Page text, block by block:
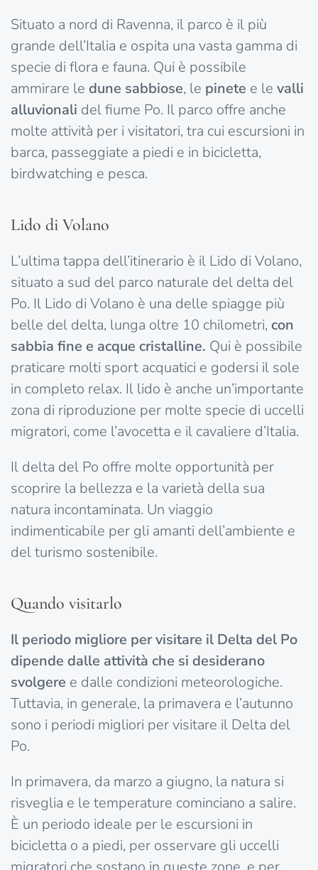
Situato a nord di Ravenna, il parco è il più
grande dell’Italia e ospita una vasta gamma di
specie di flora e fauna. Qui è possibile
ammirare le dune sabbiose, le pinete e le valli
alluvionali del fiume Po. Il parco offre anche
molte attività per i visitatori, tra cui escursioni in
barca, passeggiate a piedi e in bicicletta,
birdwatching e pesca.
Lido di Volano
L’ultima tappa dell’itinerario è il Lido di Volano,
situato a sud del parco naturale del delta del
Po. Il Lido di Volano è una delle spiagge più
belle del delta, lunga oltre 10 chilometri, con
sabbia fine e acque cristalline. Qui è possibile
praticare molti sport acquatici e godersi il sole
in completo relax. Il lido è anche un’importante
zona di riproduzione per molte specie di uccelli
migratori, come l’avocetta e il cavaliere d’Italia.
Il delta del Po offre molte opportunità per
scoprire la bellezza e la varietà della sua
natura incontaminata. Un viaggio
indimenticabile per gli amanti dell’ambiente e
del turismo sostenibile.
Quando visitarlo
Il periodo migliore per visitare il Delta del Po
dipende dalle attività che si desiderano
svolgere e dalle condizioni meteorologiche.
Tuttavia, in generale, la primavera e l’autunno
sono i periodi migliori per visitare il Delta del
Po.
In primavera, da marzo a giugno, la natura si
risveglia e le temperature cominciano a salire.
È un periodo ideale per le escursioni in
bicicletta o a piedi, per osservare gli uccelli